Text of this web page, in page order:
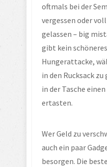
oftmals bei der
vergessen oder
gelassen – big
gibt kein
Hungerattacke,
in den Rucksack
in der Tasche
ertasten.
Wer Geld zu
auch ein paar
besorgen. Die